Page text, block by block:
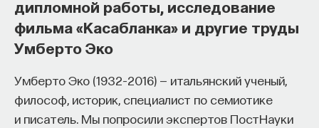
дипломной работы, исследование
фильма «Касабланка» и другие труды
Умберто Эко
Умберто Эко (1932–2016) — итальянский ученый,
философ, историк, специалист по семиотике
и писатель. Мы попросили экспертов ПостНауки
В 2012 году Ивар Максутовсоздал проект
ПостНаука, который дал голос учёным и навсегда
изменил медийное пространство на русском
языке. В 2021 году в Лондоне он основал компанию
Naukka, помогающую учёным
и предпринимателям превращать их идеи